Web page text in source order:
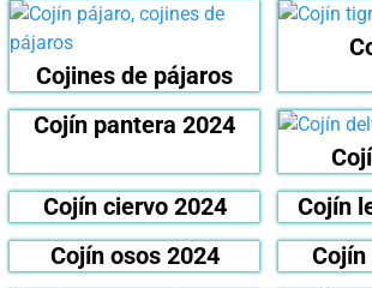
Cojines de pájaros
Cojín pantera 2024
Cojín ciervo 2024
Cojín
Cojín osos 2024
Cojín